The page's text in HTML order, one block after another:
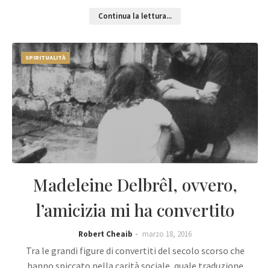
Continua la lettura...
SPIRITUALITÀ
Madeleine Delbrêl, ovvero,
l’amicizia mi ha convertito
Robert Cheaib marzo 18, 2016
Tra le grandi figure di convertiti del secolo scorso che
hanno spiccato nella carità sociale, quale traduzione